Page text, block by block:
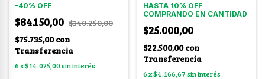
-40% OFF
$84.150,00 $140.250,00
$75.735,00con
Transferencia
6x$14.025,00sin interés
HASTA 10% OFF
COMPRANDO EN CANTIDAD
$25.000,00
$22.500,00con
Transferencia
6x$4.166,67sin interés